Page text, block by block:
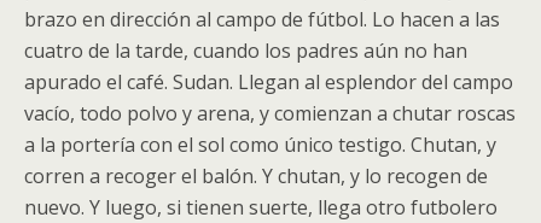
brazo en dirección al campo de fútbol. Lo hacen a las
cuatro de la tarde, cuando los padres aún no han
apurado el café. Sudan. Llegan al esplendor del campo
vacío, todo polvo y arena, y comienzan a chutar roscas
a la portería con el sol como único testigo. Chutan, y
corren a recoger el balón. Y chutan, y lo recogen de
nuevo. Y luego, si tienen suerte, llega otro futbolero